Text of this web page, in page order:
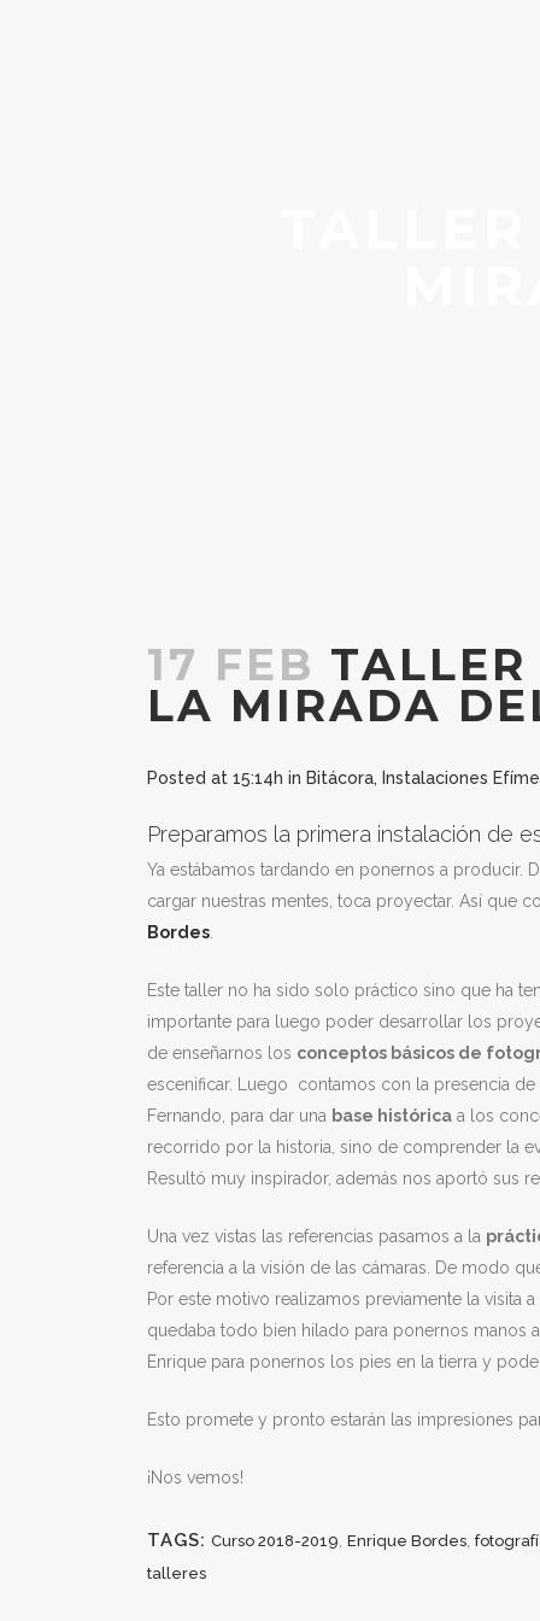
17 FEB
LA MIRADA
Posted at 15:14h in Bitácora, Instalaciones
Preparamos la primera instalación de
Ya estábamos tardando en ponernos a producir.
cargar nuestras mentes, toca proyectar. Así que
Bordes
Este taller no ha sido solo práctico sino que ha
importante para luego poder desarrollar los
de enseñarnos los conceptos básicos de
escenificar. Luego contamos con la presencia de
Fernando, para dar una base histórica a los
recorrido por la historia, sino de comprender la
Resultó muy inspirador, además nos aportó sus
Una vez vistas las referencias pasamos a la
referencia a la visión de las cámaras. De modo
Por este motivo realizamos previamente la visita
quedaba todo bien hilado para ponernos manos
Enrique para ponernos los pies en la tierra y
Esto promete y pronto estarán las impresiones
¡Nos vemos!
TAGS: Curso 2018-2019 Enrique Bordes
talleres